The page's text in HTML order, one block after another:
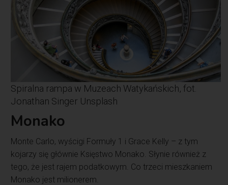
Spiralna rampa w Muzeach Watykańskich, fot.
Jonathan Singer Unsplash
Monako
Monte Carlo, wyścigi Formuły 1 i Grace Kelly – z tym
kojarzy się głównie Księstwo Monako. Słynie również z
tego, że jest rajem podatkowym. Co trzeci mieszkaniem
Monako jest milionerem.